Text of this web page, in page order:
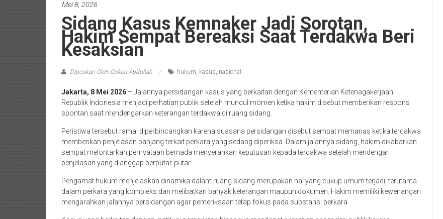
Mei 8, 2026
Sidang Kasus Kemnaker Jadi Sorotan,
Hakim Sempat Bereaksi Saat Terdakwa Beri
Kesaksian
Diposkan Oleh:Goken Abdullah hukum, kasus, nasional
Jakarta, 8 Mei 2026 – Jalannya persidangan kasus yang berkaitan dengan Kementerian Ketenagakerjaan
Republik Indonesia menjadi perhatian publik setelah muncul momen ketika hakim disebut memberikan respons
spontan saat mendengarkan keterangan terdakwa di ruang sidang.
Peristiwa tersebut ramai diperbincangkan karena suasana persidangan disebut sempat memanas ketika terdakwa
memberikan penjelasan panjang terkait perkara yang sedang diperiksa. Dalam jalannya sidang, hakim dikabarkan
sempat melontarkan pernyataan bernada menyerahkan keputusan kepada terdakwa setelah mendengar
penjelasan yang dianggap berputar-putar.
Pengamat hukum menjelaskan dinamika dalam ruang sidang merupakan hal yang cukup umum terjadi, terutama
dalam perkara yang kompleks dan melibatkan banyak keterangan maupun dokumen. Hakim memiliki kewenangan
mengarahkan jalannya persidangan agar pemeriksaan tetap fokus pada substansi perkara.